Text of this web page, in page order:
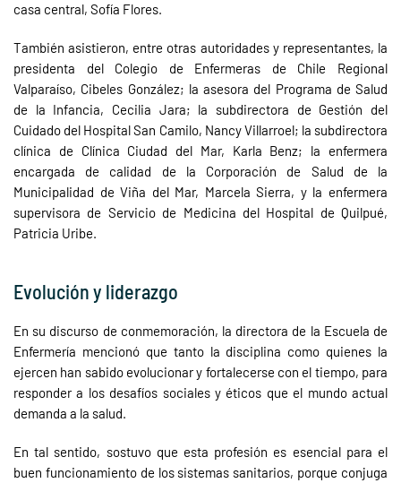
casa central, Sofía Flores.
También asistieron, entre otras autoridades y representantes, la
presidenta del Colegio de Enfermeras de Chile Regional
Valparaíso, Cibeles González; la asesora del Programa de Salud
de la Infancia, Cecilia Jara; la subdirectora de Gestión del
Cuidado del Hospital San Camilo, Nancy Villarroel; la subdirectora
clínica de Clínica Ciudad del Mar, Karla Benz; la enfermera
encargada de calidad de la Corporación de Salud de la
Municipalidad de Viña del Mar, Marcela Sierra, y la enfermera
supervisora de Servicio de Medicina del Hospital de Quilpué,
Patricia Uribe.
Evolución y liderazgo
En su discurso de conmemoración, la directora de la Escuela de
Enfermería mencionó que tanto la disciplina como quienes la
ejercen han sabido evolucionar y fortalecerse con el tiempo, para
responder a los desafíos sociales y éticos que el mundo actual
demanda a la salud.
En tal sentido, sostuvo que esta profesión es esencial para el
buen funcionamiento de los sistemas sanitarios, porque conjuga